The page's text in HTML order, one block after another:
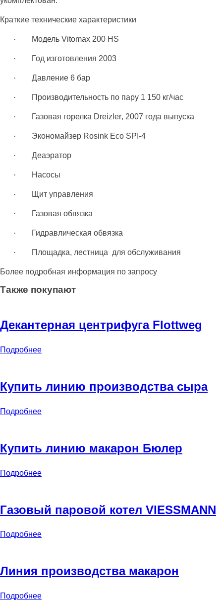
Краткие технические характеристики
· МодельVitomax 200 HS
· Год изготовления 2003
·Давление 6 бар
· Производительность по пару 1 150 кг/час
· Газовая горелка Dreizler, 2007 года выпуска
· Экономайзер Rosink Eco SPI-4
·Деаэратор
· Насосы
· Щит управления
· Газовая обвязка
· Гидравлическая обвязка
· Площадка, лестница для обслуживания
Более подробная информация по запросу
Также покупают
Декантерная центрифуга Flottweg
Подробнее
Купить линию производства сыра
Подробнее
Купить линию макарон Бюлер
Подробнее
Газовый паровой котел VIESSMANN
Подробнее
Линия производства макарон
Подробнее